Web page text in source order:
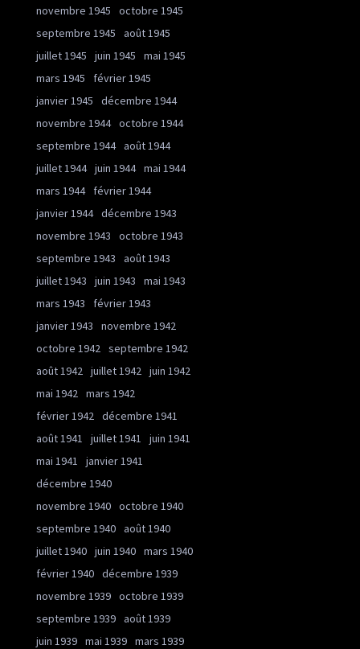
novembre 1945
octobre 1945
septembre 1945
août 1945
juillet 1945
juin 1945
mai 1945
mars 1945
février 1945
janvier 1945
décembre 1944
novembre 1944 octobre 1944
septembre 1944 août 1944
juillet 1944 juin 1944 mai 1944
mars 1944
février 1944
janvier 1944 décembre 1943
novembre 1943
octobre 1943
septembre 1943
août 1943
juillet 1943
juin 1943
mai 1943
mars 1943
février 1943
janvier 1943
novembre 1942
octobre 1942 septembre 1942
août 1942 juillet 1942 juin 1942
mai 1942 mars 1942
février 1942 décembre 1941
août 1941
juillet 1941
juin 1941
mai 1941
janvier 1941
décembre 1940
novembre 1940 octobre 1940
septembre 1940 août 1940
juillet 1940 juin 1940 mars 1940
février 1940 décembre 1939
novembre 1939 octobre 1939
septembre 1939 août 1939
juin 1939 mai 1939 mars 1939